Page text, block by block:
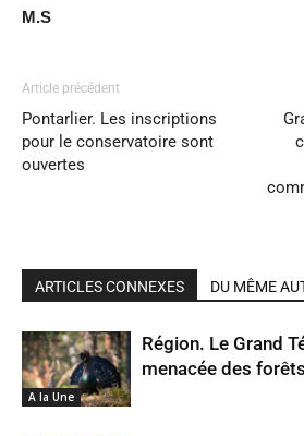
M.S
Article précédent
Pontarlier. Les inscriptions
pour le conservatoire sont
ouvertes
ARTICLES CONNEXES DU MÊME
A la Une
Région. Le Grand
menacée des